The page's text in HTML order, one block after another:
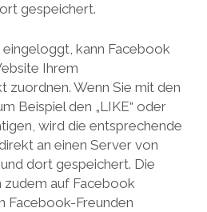
gespeichert.
kann Facebook
Ihrem
zuordnen. Wenn Sie mit den
Beispiel den „LIKE“ oder
wird die entsprechende
an einen Server von
dort gespeichert. Die
auf Facebook
Facebook-Freunden